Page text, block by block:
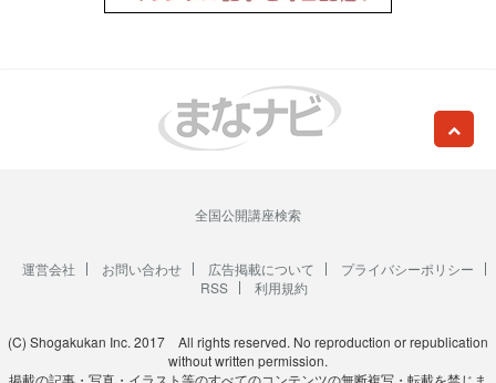
全国公開講座検索
運営会社 お問い合わせ 広告掲載について
プライバシーポリシー
RSS
利用規約
(C) Shogakukan Inc. 2017 All rights reserved. No reproduction or republication
without written permission.